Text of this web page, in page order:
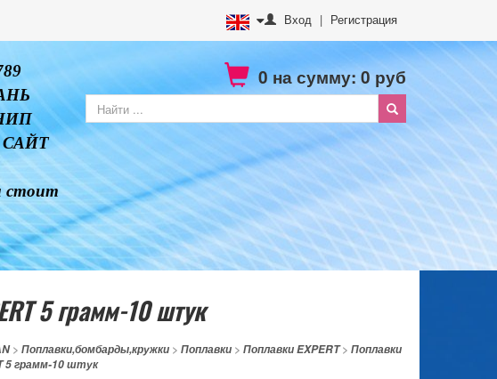
Вход | Регистрация
САЙТ
стоит
0на сумму: 0 руб
5 грамм-10 штук
>Поплавки,бомбарды,кружки >Поплавки >Поплавки EXPERT>Поплавки
5 грамм-10 штук